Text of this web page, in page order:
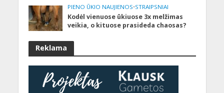
PIENO ŪKIO NAUJIENOS•STRAIPSNIAI
Kodėl vienuose ūkiuose 3x melžimas
veikia, o kituose prasideda chaosas?
Reklama